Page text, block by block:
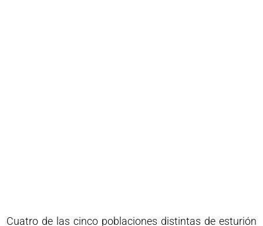
Cuatro de las cinco poblaciones distintas de esturión